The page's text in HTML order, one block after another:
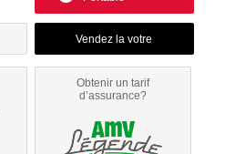
Obtenir un tarif
d’assurance?